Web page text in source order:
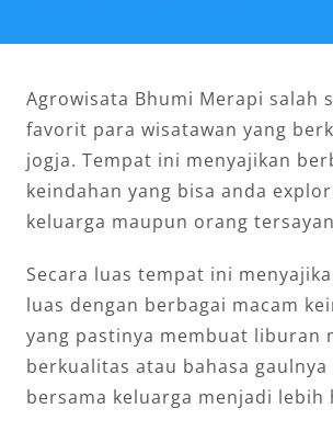
Agrowisata Bhumi Merapi salah
favorit para wisatawan yang
jogja. Tempat ini menyajikan
keindahan yang bisa anda
keluarga maupun orang
Secara luas tempat ini
luas dengan berbagai macam
yang pastinya membuat liburan
berkualitas atau bahasa
bersama keluarga menjadi lebih